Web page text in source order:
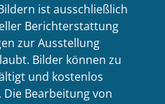
ist ausschließlich
Berichterstattung
zur Ausstellung
Bilder können zu
und kostenlos
Bearbeitung von